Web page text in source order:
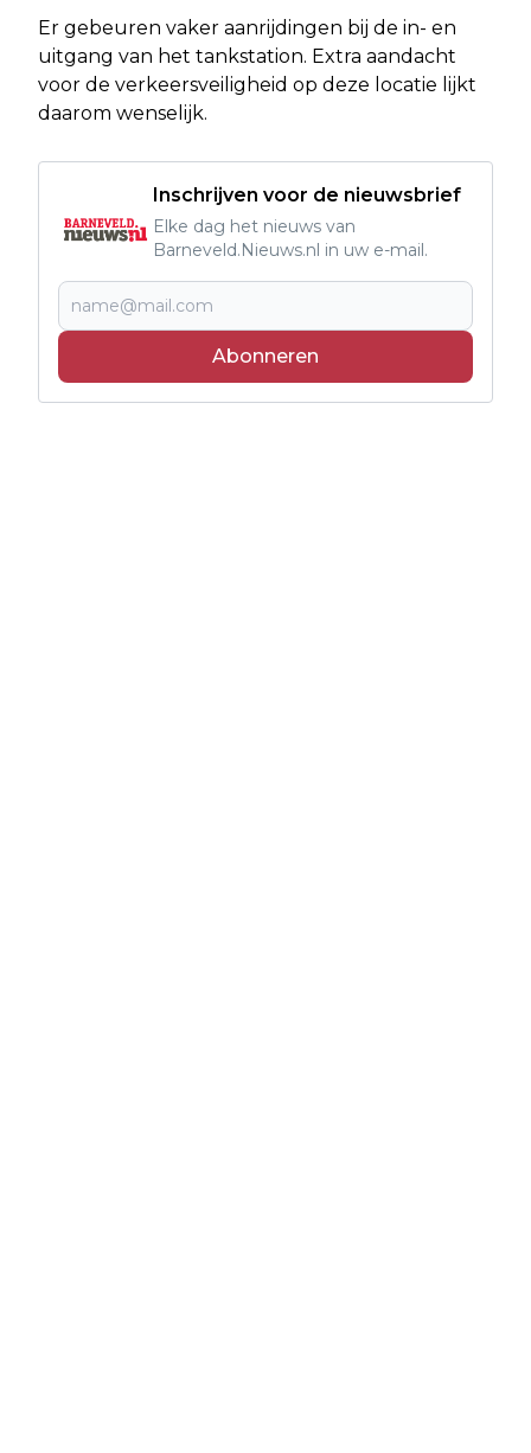
Er gebeuren vaker aanrijdingen bij de in- en
uitgang van het tankstation. Extra aandacht
voor de verkeersveiligheid op deze locatie lijkt
daarom wenselijk.
Inschrijven voor de nieuwsbrief
Elke dag het nieuws van
Barneveld.Nieuws.nl in uw e-mail.
Abonneren